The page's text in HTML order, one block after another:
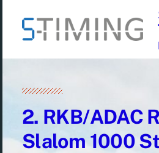
2. RKB/ADAC
Slalom 1000